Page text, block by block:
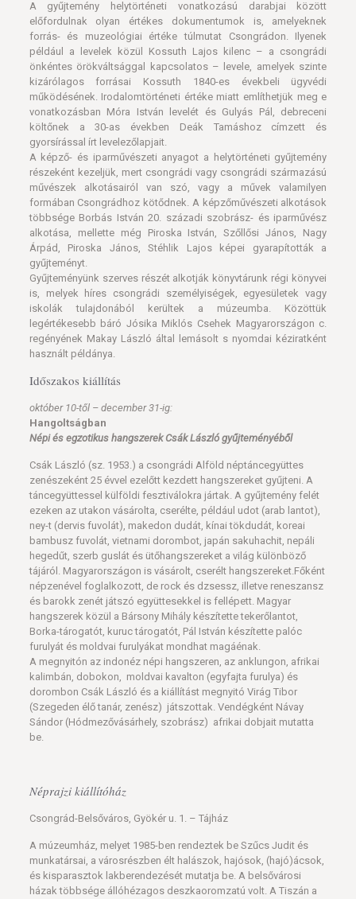
A gyűjtemény helytörténeti vonatkozású darabjai között
előfordulnak olyan értékes dokumentumok is, amelyeknek
forrás- és muzeológiai értéke túlmutat Csongrádon. Ilyenek
például a levelek közül Kossuth Lajos kilenc – a csongrádi
önkéntes örökváltsággal kapcsolatos – levele, amelyek szinte
kizárólagos forrásai Kossuth 1840-es évekbeli ügyvédi
működésének. Irodalomtörténeti értéke miatt említhetjük meg e
vonatkozásban Móra István levelét és Gulyás Pál, debreceni
költőnek a 30-as években Deák Tamáshoz címzett és
gyorsírással írt levelezőlapjait.
A képző- és iparművészeti anyagot a helytörténeti gyűjtemény
részeként kezeljük, mert csongrádi vagy csongrádi származású
művészek alkotásairól van szó, vagy a művek valamilyen
formában Csongrádhoz kötődnek. A képzőművészeti alkotások
többsége Borbás István 20. századi szobrász- és iparművész
alkotása, mellette még Piroska István, Szőllősi János, Nagy
Árpád, Piroska János, Stéhlik Lajos képei gyarapították a
gyűjteményt.
Gyűjteményünk szerves részét alkotják könyvtárunk régi könyvei
is, melyek híres csongrádi személyiségek, egyesületek vagy
iskolák tulajdonából kerültek a múzeumba. Közöttük
legértékesebb báró Jósika Miklós Csehek Magyarországon c.
regényének Makay László által lemásolt s nyomdai kéziratként
használt példánya.
Időszakos kiállítás
október 10-től – december 31-ig:
Hangoltságban
Népi és egzotikus hangszerek Csák László gyűjteményéből
Csák László (sz. 1953.) a csongrádi Alföld néptáncegyüttes
zenészeként 25 évvel ezelőtt kezdett hangszereket gyűjteni. A
táncegyüttessel külföldi fesztiválokra jártak. A gyűjtemény felét
ezeken az utakon vásárolta, cserélte, például udot (arab lantot),
ney-t (dervis fuvolát), makedon dudát, kínai tökdudát, koreai
bambusz fuvolát, vietnami dorombot, japán sakuhachit, nepáli
hegedűt, szerb guslát és ütőhangszereket a világ különböző
tájáról. Magyarországon is vásárolt, cserélt hangszereket.Főként
népzenével foglalkozott, de rock és dzsessz, illetve reneszansz
és barokk zenét játszó együttesekkel is fellépett. Magyar
hangszerek közül a Bársony Mihály készítette tekerőlantot,
Borka-tárogatót, kuruc tárogatót, Pál István készítette palóc
furulyát és moldvai furulyákat mondhat magáénak.
A megnyitón az indonéz népi hangszeren, az anklungon, afrikai
kalimbán, dobokon, moldvai kavalton (egyfajta furulya) és
dorombon Csák László és a kiállítást megnyitó Virág Tibor
(Szegeden élő tanár, zenész) játszottak. Vendégként Návay
Sándor (Hódmezővásárhely, szobrász) afrikai dobjait mutatta
be.
Néprajzi kiállítóház
Csongrád-Belsőváros, Gyökér u. 1. – Tájház
A múzeumház, melyet 1985-ben rendeztek be Szűcs Judit és
munkatársai, a városrészben élt halászok, hajósok, (hajó)ácsok,
és kisparasztok lakberendezését mutatja be. A belsővárosi
házak többsége állóhézagos deszkaoromzatú volt. A Tiszán a